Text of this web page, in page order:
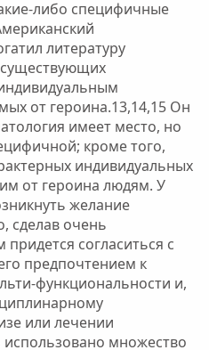
либо специфичные
литературу
от героина.13,14,15 Он
имеет место, но
кроме того,
индивидуальных
от героина людям. У
желание
сделав очень
согласиться с
предпочтением к
функциональности и,
или лечении
множество